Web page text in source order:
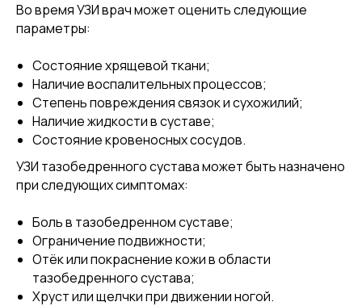
Во время УЗИ врач может оценить следующие
параметры:
Состояние хрящевой ткани;
Наличие воспалительных процессов;
Степень повреждения связок и сухожилий;
Наличие жидкости в суставе;
Состояние кровеносных сосудов.
УЗИ тазобедренного сустава может быть назначено
при следующих симптомах:
Боль в тазобедренном суставе;
Ограничение подвижности;
Отёк или покраснение кожи в области
тазобедренного сустава;
Хруст или щелчки при движении ногой.